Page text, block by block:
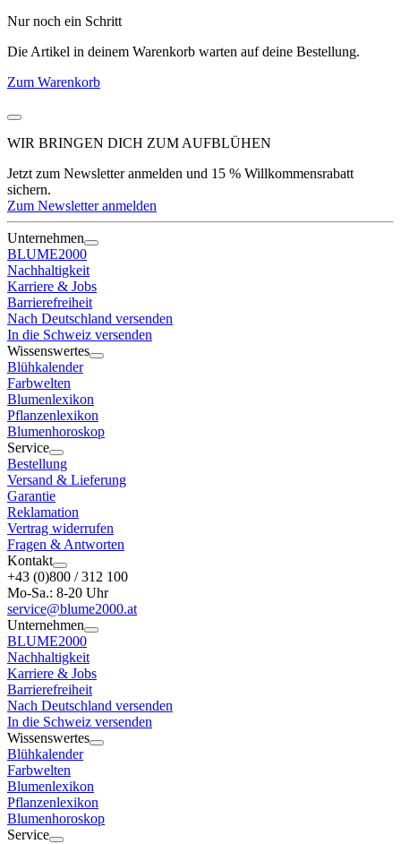
Nur noch ein Schritt
Die Artikel in deinem Warenkorb warten auf deine Bestellung.
Zum Warenkorb
WIR BRINGEN DICH ZUM AUFBLÜHEN
Jetzt zum Newsletter anmelden und 15 % Willkommensrabatt
sichern.
Zum Newsletter anmelden
Unternehmen
BLUME2000
Nachhaltigkeit
Karriere & Jobs
Barrierefreiheit
Nach Deutschland versenden
In die Schweiz versenden
Wissenswertes
Blühkalender
Farbwelten
Blumenlexikon
Pflanzenlexikon
Blumenhoroskop
Service
Bestellung
Versand & Lieferung
Garantie
Reklamation
Vertrag widerrufen
Fragen & Antworten
Kontakt
+43 (0)800 / 312 100
Mo-Sa.: 8-20 Uhr
service@blume2000.at
Unternehmen
BLUME2000
Nachhaltigkeit
Karriere & Jobs
Barrierefreiheit
Nach Deutschland versenden
In die Schweiz versenden
Wissenswertes
Blühkalender
Farbwelten
Blumenlexikon
Pflanzenlexikon
Blumenhoroskop
Service